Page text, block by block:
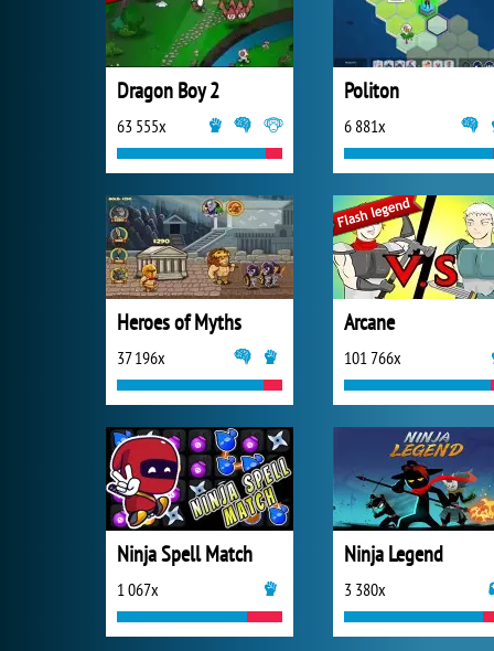
Dragon Boy 2
63 555x
Politon
6 881x
Heroes of Myths
37 196x
Arcane
101 766x
Ninja Spell Match
1 067x
Ninja Legend
3 380x